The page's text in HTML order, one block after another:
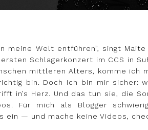
meine Welt entführen”, singt
Schlagerkonzert im CCS in
mittleren Alters, komme
bin. Doch ich bin mir sicher:
in’s Herz. Und das tun sie, die
Für mich als Blogger
ein — und mache keine Videos,